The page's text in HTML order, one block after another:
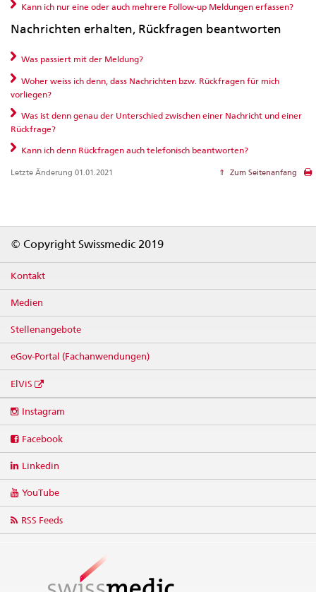
Kann ich nur eine oder auch mehrere Follow-up Meldungen erfassen?
Nachrichten erhalten, Rückfragen beantworten
Was passiert mit der Meldung?
Woher weiss ich denn, dass Nachrichten bzw. Rückfragen für mich
vorliegen?
Was ist denn genau der Unterschied zwischen einer Nachricht und einer
Rückfrage?
Kann ich denn Rückfragen auch telefonisch beantworten?
Letzte Änderung 01.01.2021 Zum Seitenanfang
© Copyright Swissmedic 2019
Kontakt
Medien
Stellenangebote
eGov-Portal (Fachanwendungen)
ElViS
media
Instagram
Facebook
Linkedin
YouTube
RSS Feeds